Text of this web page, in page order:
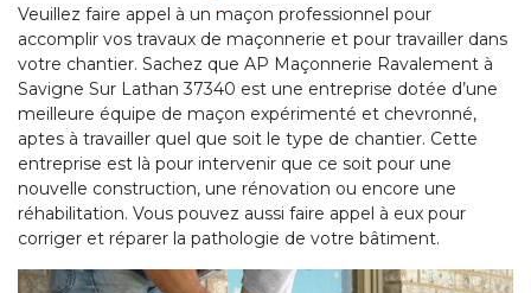
Veuillez faire appel à un maçon professionnel pour
accomplir vos travaux de maçonnerie et pour travailler dans
votre chantier. Sachez que AP Maçonnerie Ravalement à
Savigne Sur Lathan 37340 est une entreprise dotée d’une
meilleure équipe de maçon expérimenté et chevronné,
aptes à travailler quel que soit le type de chantier. Cette
entreprise est là pour intervenir que ce soit pour une
nouvelle construction, une rénovation ou encore une
réhabilitation. Vous pouvez aussi faire appel à eux pour
corriger et réparer la pathologie de votre bâtiment.